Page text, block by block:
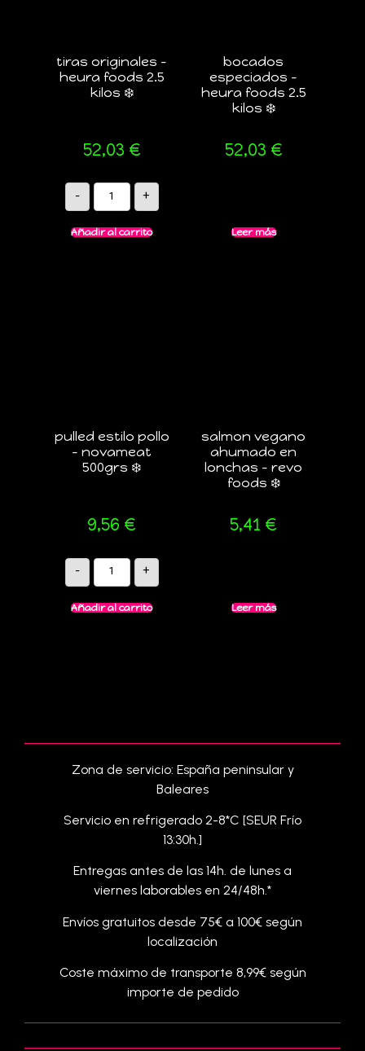
tiras originales –
heura foods 2.5
kilos ❄️
52,03 €
- +
Añadir al carrito
bocados
especiados –
heura foods 2.5
kilos ❄️
52,03 €
Leer más
pulled estilo pollo
– novameat
500grs ❄️
9,56 €
- +
Añadir al carrito
salmon vegano
ahumado en
lonchas – revo
foods ❄️
5,41 €
Leer más
Zona de servicio: España peninsular y
Baleares
Servicio en refrigerado 2-8*C [SEUR Frío
13:30h.]
Entregas antes de las 14h. de lunes a
viernes laborables en 24/48h.*
Envíos gratuitos desde 75€ a 100€ según
localización
Coste máximo de transporte 8,99€ según
importe de pedido